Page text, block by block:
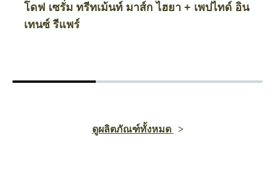
โดฟ เซรั่ม ทรีทเม้นท์ มาส์ก ไฮยา + เพปไทด์ อิน
เทนซ์ รีแพร์
ดูผลิตภัณฑ์ทั้งหมด